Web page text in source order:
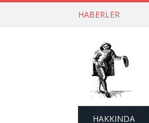
HABERLER
HAKKINDA